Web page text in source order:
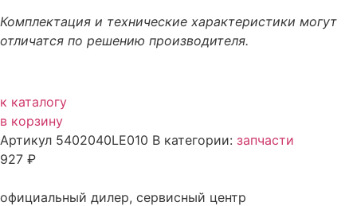
Комплектация и технические характеристики могут
отличатся по решению производителя.
к каталогу
в корзину
Артикул 5402040LE010 В категории: запчасти
927 ₽
официальный дилер, сервисный центр